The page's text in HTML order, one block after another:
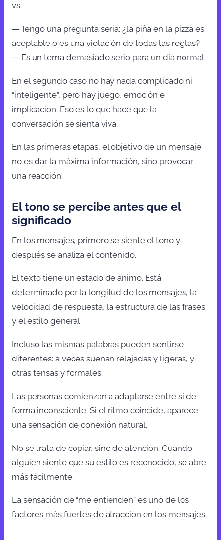
vs.
— Tengo una pregunta seria: ¿la piña en la pizza es
aceptable o es una violación de todas las reglas?
— Es un tema demasiado serio para un día normal.
En el segundo caso no hay nada complicado ni
“inteligente”, pero hay juego, emoción e
implicación. Eso es lo que hace que la
conversación se sienta viva.
En las primeras etapas, el objetivo de un mensaje
no es dar la máxima información, sino provocar
una reacción.
El tono se percibe antes que el
significado
En los mensajes, primero se siente el tono y
después se analiza el contenido.
El texto tiene un estado de ánimo. Está
determinado por la longitud de los mensajes, la
velocidad de respuesta, la estructura de las frases
y el estilo general.
Incluso las mismas palabras pueden sentirse
diferentes: a veces suenan relajadas y ligeras, y
otras tensas y formales.
Las personas comienzan a adaptarse entre sí de
forma inconsciente. Si el ritmo coincide, aparece
una sensación de conexión natural.
No se trata de copiar, sino de atención. Cuando
alguien siente que su estilo es reconocido, se abre
más fácilmente.
La sensación de “me entienden” es uno de los
factores más fuertes de atracción en los mensajes.